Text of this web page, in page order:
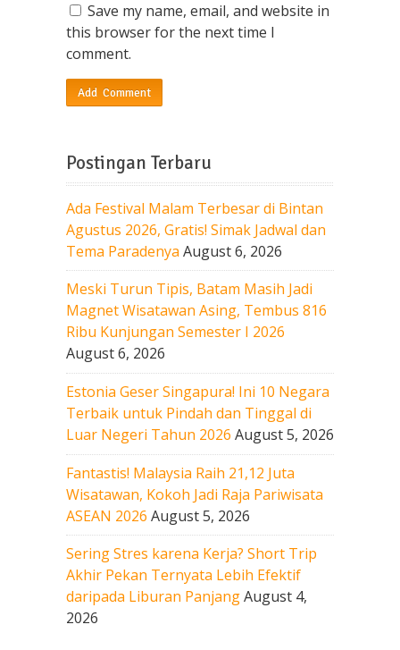
Save my name, email, and website in
this browser for the next time I
comment.
Postingan Terbaru
Ada Festival Malam Terbesar di Bintan
Agustus 2026, Gratis! Simak Jadwal dan
Tema Paradenya August 6, 2026
Meski Turun Tipis, Batam Masih Jadi
Magnet Wisatawan Asing, Tembus 816
Ribu Kunjungan Semester I 2026
August 6, 2026
Estonia Geser Singapura! Ini 10 Negara
Terbaik untuk Pindah dan Tinggal di
Luar Negeri Tahun 2026 August 5, 2026
Fantastis! Malaysia Raih 21,12 Juta
Wisatawan, Kokoh Jadi Raja Pariwisata
ASEAN 2026 August 5, 2026
Sering Stres karena Kerja? Short Trip
Akhir Pekan Ternyata Lebih Efektif
daripada Liburan PanjangAugust 4,
2026